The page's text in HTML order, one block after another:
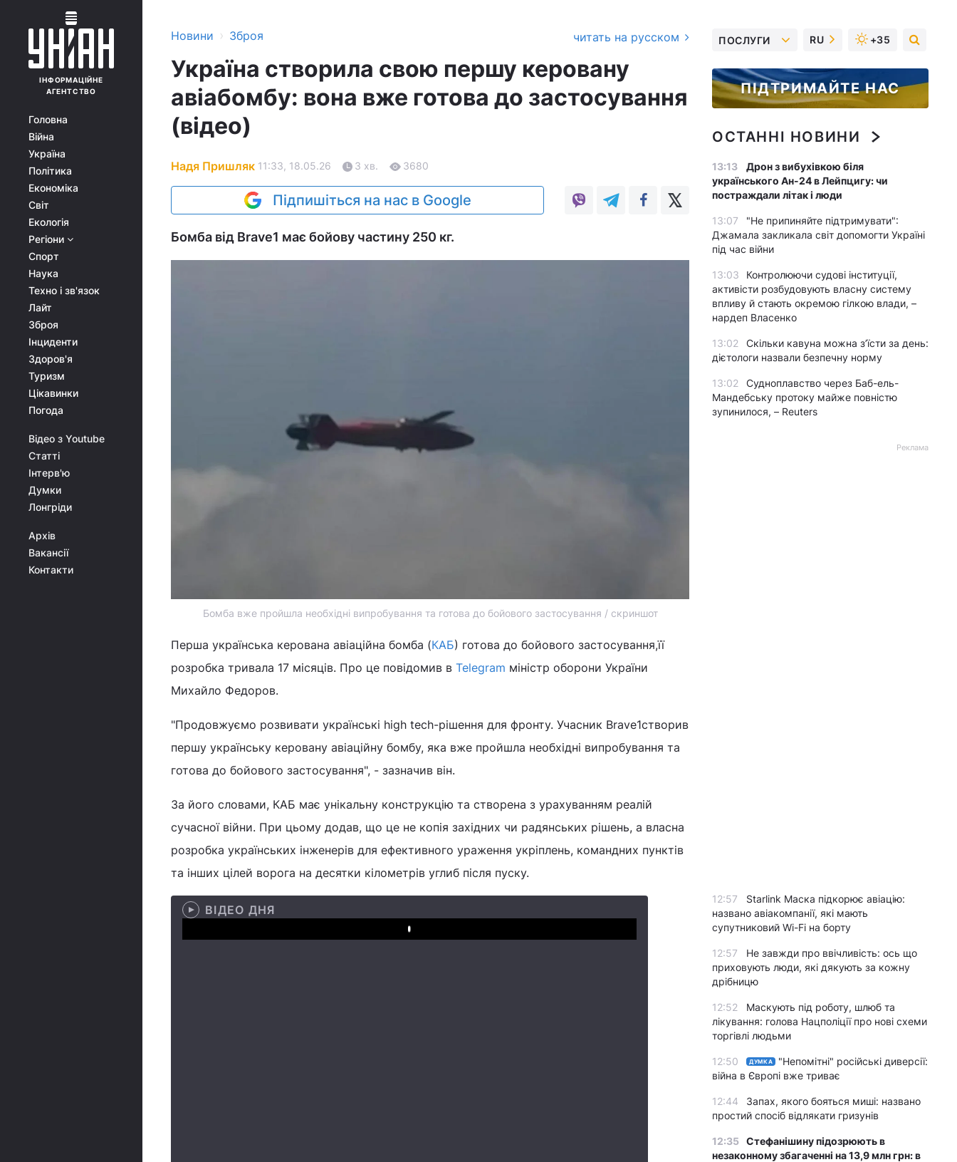
ІНФОРМАЦІЙНЕ
АГЕНТСТВО
Головна
Війна
Україна
Політика
Економіка
Світ
Екологія
Регіони
Спорт
Наука
Техно і зв'язок
Лайт
Зброя
Інциденти
Здоров'я
Туризм
Цікавинки
Погода
Відео з Youtube
Статті
Інтерв'ю
Думки
Лонгріди
Архів
Вакансії
Контакти
Новини › Зброя читать на русском
Україна створила свою першу керовану
авіабомбу: вона вже готова до застосування
(відео)
Надя Пришляк 11:33, 18.05.26 3 хв. 3680
Підпишіться на нас в Google
Бомба від Brave1 має бойову частину 250 кг.
Бомба вже пройшла необхідні випробування та готова до бойового застосування / скриншот
Перша українська керована авіаційна бомба (КАБ) готова до бойового застосування,її
розробка тривала 17 місяців. Про це повідомив в Telegram міністр оборони України
Михайло Федоров.
"Продовжуємо розвивати українські high tech-рішення для фронту. Учасник Brave1створив
першу українську керовану авіаційну бомбу, яка вже пройшла необхідні випробування та
готова до бойового застосування", - зазначив він.
За його словами, КАБ має унікальну конструкцію та створена з урахуванням реалій
сучасної війни. При цьому додав, що це не копія західних чи радянських рішень, а власна
розробка українських інженерів для ефективного ураження укріплень, командних пунктів
та інших цілей ворога на десятки кілометрів углиб після пуску.
ВІДЕО ДНЯ
Play
ПОСЛУГИ RU +35
ПІДТРИМАЙТЕ НАС
ОСТАННІ НОВИНИ
13:13
Дрон з вибухівкою біля
українського Ан-24 в Лейпцигу: чи
постраждали літак і люди
13:07
"Не припиняйте підтримувати":
Джамала закликала світ допомогти Україні
під час війни
13:03
Контролюючи судові інституції,
активісти розбудовують власну систему
впливу й стають окремою гілкою влади, –
нардеп Власенко
13:02
Скільки кавуна можна з’їсти за день:
дієтологи назвали безпечну норму
13:02
Судноплавство через Баб-ель-
Мандебську протоку майже повністю
зупинилося, – Reuters
Реклама
12:57
Starlink Маска підкорює авіацію:
названо авіакомпанії, які мають
супутниковий Wi-Fi на борту
12:57
Не завжди про ввічливість: ось що
приховують люди, які дякують за кожну
дрібницю
12:52
Маскують під роботу, шлюб та
лікування: голова Нацполіції про нові схеми
торгівлі людьми
12:50 ДУМКА
"Непомітні" російські диверсії:
війна в Європі вже триває
12:44
Запах, якого бояться миші: названо
простий спосіб відлякати гризунів
12:35 Стефанішину підозрюють в
незаконному збагаченні на 13,9 млн грн: в